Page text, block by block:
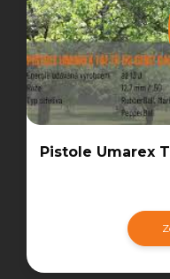
Pistole Umarex